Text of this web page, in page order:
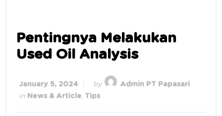
Pentingnya Melakukan
Used Oil Analysis
January 5, 2024 by
Admin PT Papasari
in News & Article Tips